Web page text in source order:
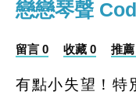
戀戀琴聲
留言 0 收藏 0 推
有點小失望！特